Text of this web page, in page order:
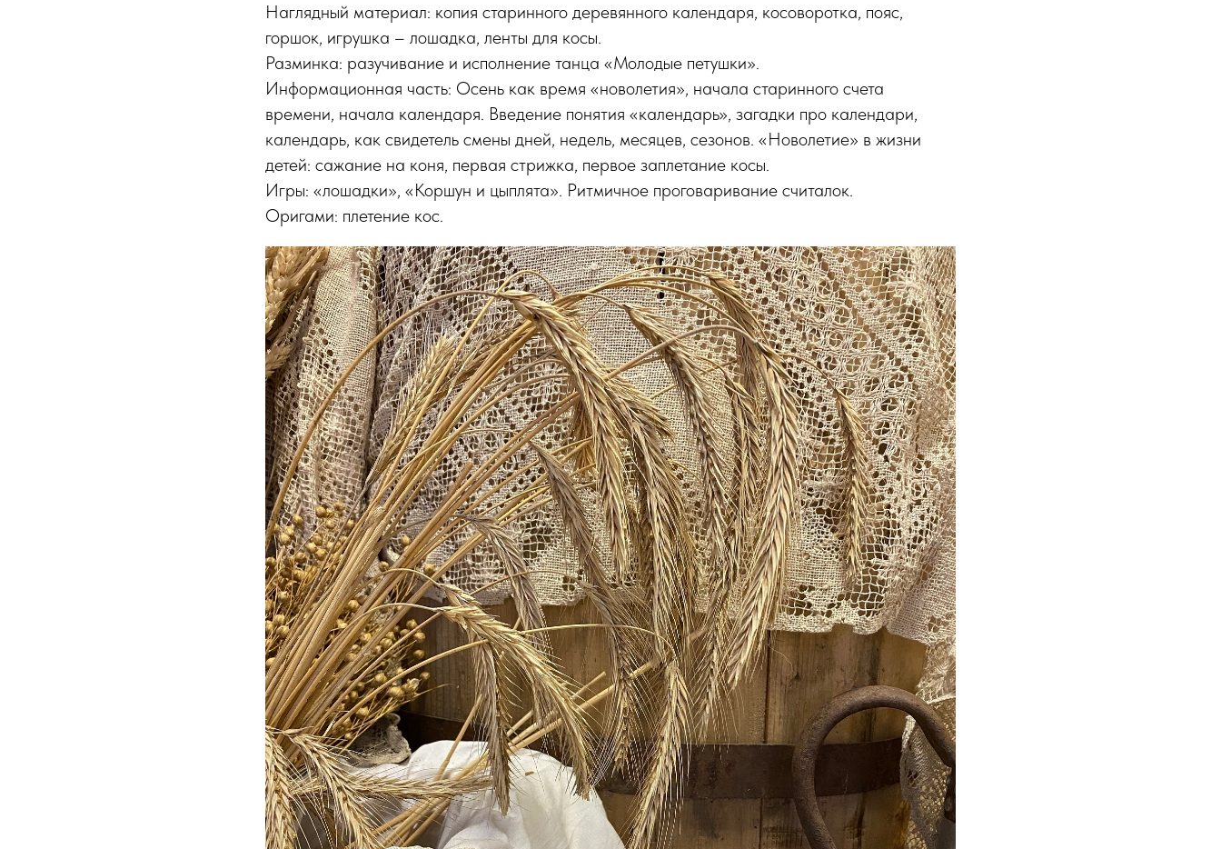
Наглядный материал: копия старинного деревянного календаря, косоворотка, пояс,
горшок, игрушка – лошадка, ленты для косы.
Разминка: разучивание и исполнение танца «Молодые петушки».
Информационная часть: Осень как время «новолетия», начала старинного счета
времени, начала календаря. Введение понятия «календарь», загадки про календари,
календарь, как свидетель смены дней, недель, месяцев, сезонов. «Новолетие» в жизни
детей: сажание на коня, первая стрижка, первое заплетание косы.
Игры: «лошадки», «Коршун и цыплята». Ритмичное проговаривание считалок.
Оригами: плетение кос.